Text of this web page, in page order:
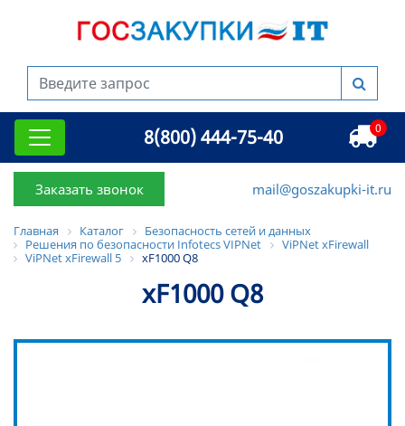
8(800) 444-75-40 0
Заказать звонок mail@goszakupki-it.ru
Главная Каталог
Безопасность сетей и данных
Решения по безопасности Infotecs VIPNet
ViPNet xFirewall
ViPNet xFirewall 5
xF1000 Q8
xF1000 Q8